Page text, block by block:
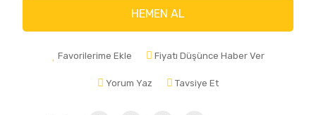
HEMEN AL
Favorilerime Ekle Fiyatı Düşünce Haber Ver
Yorum Yaz Tavsiye Et